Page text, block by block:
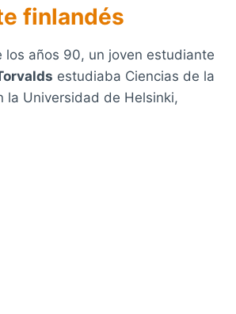
finlandés
los años 90, un joven estudiante
estudiaba Ciencias de la
la Universidad de Helsinki,